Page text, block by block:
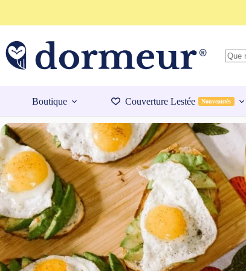
contenu
Boutique Couverture Lestée Nouveautés